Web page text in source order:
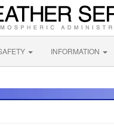
INFORMATION